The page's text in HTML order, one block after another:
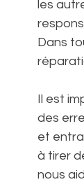
les
Dans
Il est
des
et
à tirer
nous